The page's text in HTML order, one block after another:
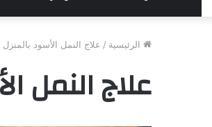
الرئيسية / علاج النمل الأسود بالمنزل
علاج النمل